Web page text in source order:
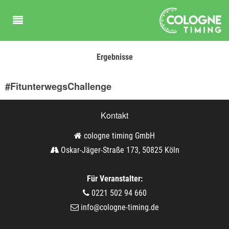
Ergebnisse
#FitunterwegsChallenge
Kontakt
cologne timing GmbH
Oskar-Jäger-Straße 173, 50825 Köln
Für Veranstalter:
0221 502 94 660
info@cologne-timing.de